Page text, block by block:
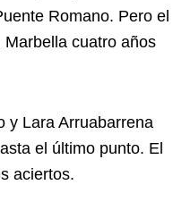
Romano. Pero el
cuatro años
y Lara Arruabarrena
el último punto. El
aciertos.